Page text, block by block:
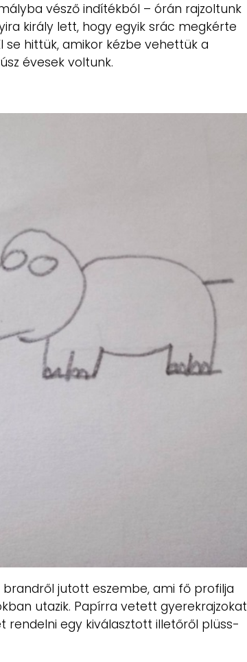
vésző indítékból – órán rajzoltunk
király lett, hogy egyik srác megkérte
se hittük, amikor kézbe vehettük a
évesek voltunk.
brandről jutott eszembe, ami fő profilja
utazik. Papírra vetett gyerekrajzokat
rendelni egy kiválasztott illetőről plüss-